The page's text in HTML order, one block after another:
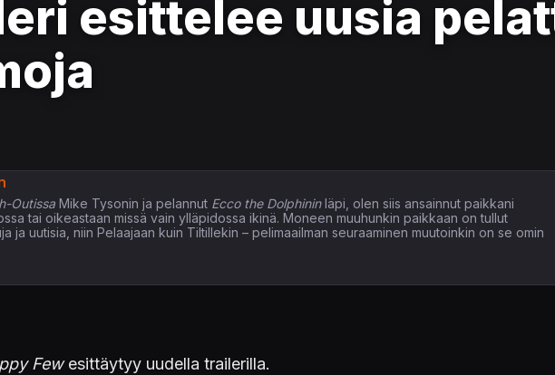
esittelee uusia
Outissa Mike Tysonin ja pelannut Ecco the Dolphininläpi, olen siis ansainnut paikkani
tai oikeastaan missä vain ylläpidossa ikinä. Moneen muuhunkin paikkaan on tullut
ja uutisia, niin Pelaajaan kuin Tiltillekin – pelimaailman seuraaminen muutoinkin on se omin
Fewesittäytyy uudella trailerilla.